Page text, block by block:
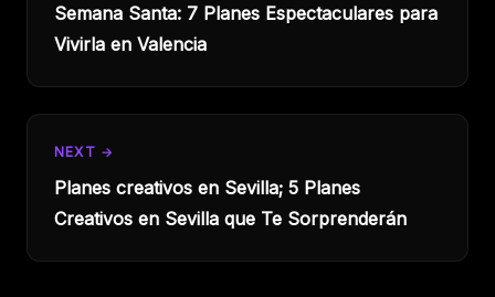
Semana Santa: 7 Planes Espectaculares para
Vivirla en Valencia
NEXT →
Planes creativos en Sevilla; 5 Planes
Creativos en Sevilla que Te Sorprenderán